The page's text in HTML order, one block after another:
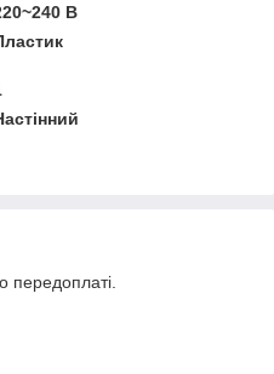
В
передоплаті.